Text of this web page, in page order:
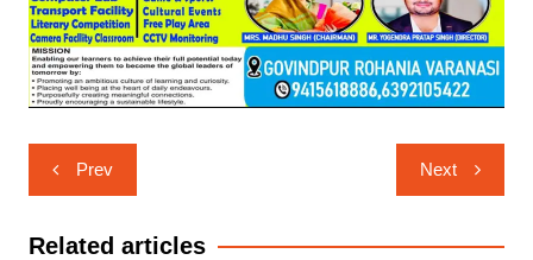
Post
navigation
Prev Next
Related articles